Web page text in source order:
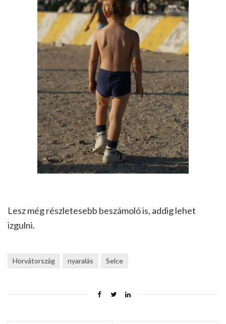
Lesz még részletesebb beszámoló is, addig lehet
izgulni.
Horvátország nyaralás Selce